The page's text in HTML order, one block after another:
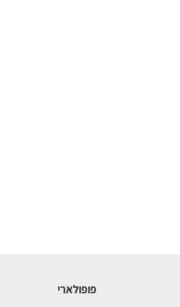
פופולארי